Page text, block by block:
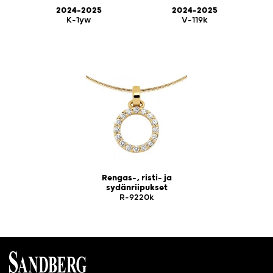
2024-2025
K-1yw
2024-2025
V-119k
Rengas-, risti- ja
sydänriipukset
R-9220k